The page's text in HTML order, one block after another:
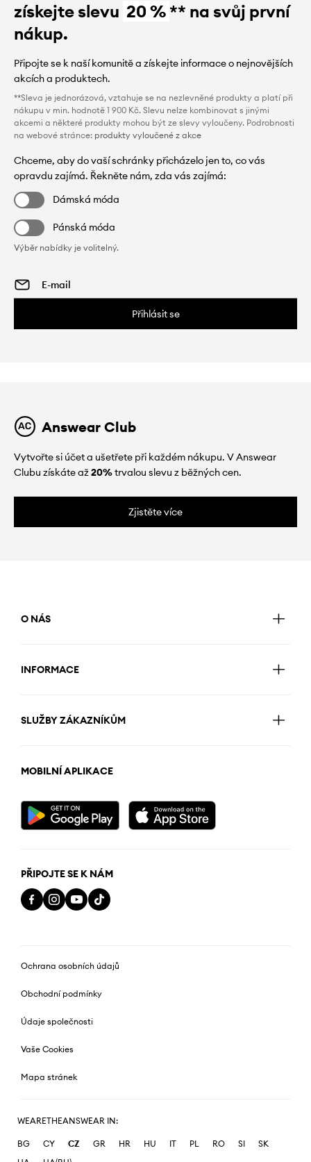
získejte slevu 20 %** na svůj první
nákup.
Připojte se k naší komunitě a získejte informace o nejnovějších
akcích a produktech.
**Sleva je jednorázová, vztahuje se na nezlevněné produkty a platí při
nákupu v min. hodnotě 1 900 Kč. Slevu nelze kombinovat s jinými
akcemi a některé produkty mohou být ze slevy vyloučeny. Podrobnosti
na webové stránce: produkty vyloučené z akce
Chceme, aby do vaší schránky přicházelo jen to, co vás
opravdu zajímá. Řekněte nám, zda vás zajímá:
Dámská móda
Pánská móda
Výběr nabídky je volitelný.
Přihlásit se
Answear Club
Vytvořte si účet a ušetřete při každém nákupu. V Answear
Clubu získáte až20%trvalou slevu z běžných cen.
Zjistěte více
O NÁS
INFORMACE
SLUŽBY ZÁKAZNÍKŮM
MOBILNÍ APLIKACE
PŘIPOJTE SE K NÁM
Ochrana osobních údajů
Obchodní podmínky
Údaje společnosti
Vaše Cookies
Mapa stránek
WEARETHEANSWEAR IN:
BG CY CZ GR HR HU IT PL RO SI
SK